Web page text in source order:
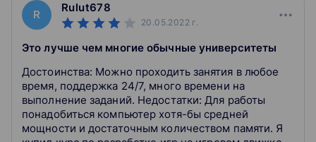
R
Rulut678
20.05.2022 г.
Это лучше чем многие обычные университеты
Достоинства: Можно проходить занятия в любое
время, поддержка 24/7, много времени на
выполнение заданий. Недостатки: Для работы
понадобиться компьютер хотя-бы средней
мощности и достаточным количеством памяти. Я